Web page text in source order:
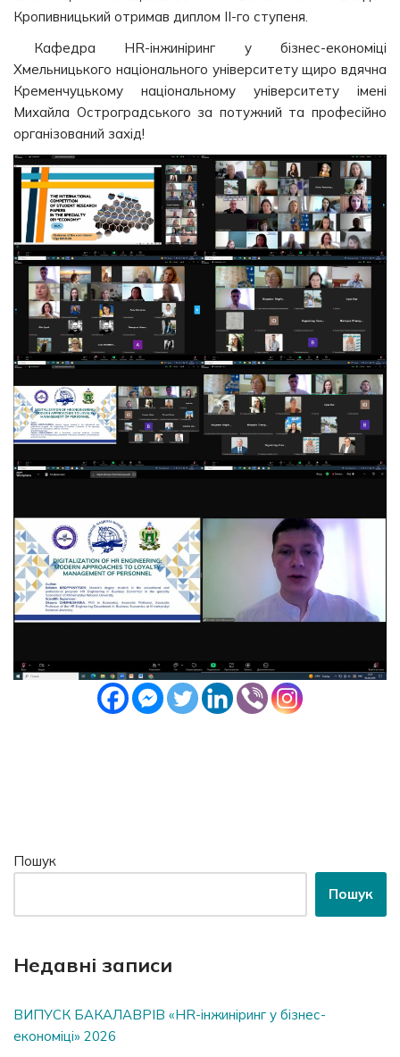
Кропивницький отримав диплом ІІ-го ступеня.
Кафедра HR-інжиніринг у бізнес-економіці
Хмельницького національного університету щиро вдячна
Кременчуцькому національному університету імені
Михайла Остроградського за потужний та професійно
організований захід!
Пошук
Пошук
Недавні записи
ВИПУСК БАКАЛАВРІВ «HR-інжиніринг у бізнес-
економіці» 2026